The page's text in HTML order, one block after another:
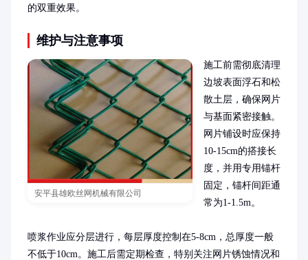
的双重效果。
维护与注意事项
安平县雄欧丝网机械有限公司
施工前需彻底清理
边坡表面浮石和松
散土层，确保网片
与基面紧密接触。
网片铺设时应保持
10-15cm的搭接长
度，并用专用锚杆
固定，锚杆间距通
常为1-1.5m。
喷浆作业应分层进行，每层厚度控制在5-8cm，总厚度一般
不低于10cm。施工后需定期检查，特别关注网片锈蚀情况和